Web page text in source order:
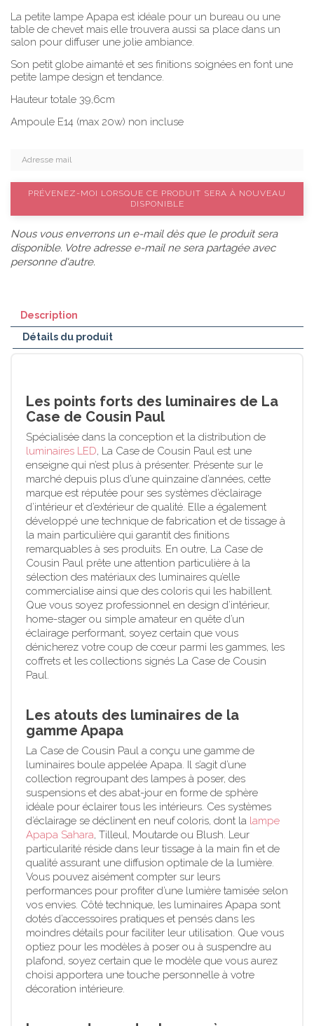
La petite lampe Apapa est idéale pour un bureau ou une
table de chevet mais elle trouvera aussi sa place dans un
salon pour diffuser une jolie ambiance.
Son petit globe aimanté et ses finitions soignées en font une
petite lampe design et tendance.
Hauteur totale 39,6cm
Ampoule E14 (max 20w) non incluse
PRÉVENEZ-MOI LORSQUE CE PRODUIT SERA À NOUVEAU
DISPONIBLE
Nous vous enverrons un e-mail dès que le produit sera
disponible. Votre adresse e-mail ne sera partagée avec
personne d'autre.
Description
Détails du produit
Les points forts des luminaires de La
Case de Cousin Paul
Spécialisée dans la conception et la distribution de
luminaires LED, La Case de Cousin Paul est une
enseigne qui n’est plus à présenter. Présente sur le
marché depuis plus d’une quinzaine d’années, cette
marque est réputée pour ses systèmes d’éclairage
d’intérieur et d’extérieur de qualité. Elle a également
développé une technique de fabrication et de tissage à
la main particulière qui garantit des finitions
remarquables à ses produits. En outre, La Case de
Cousin Paul prête une attention particulière à la
sélection des matériaux des luminaires qu’elle
commercialise ainsi que des coloris qui les habillent.
Que vous soyez professionnel en design d’intérieur,
home-stager ou simple amateur en quête d’un
éclairage performant, soyez certain que vous
dénicherez votre coup de cœur parmi les gammes, les
coffrets et les collections signés La Case de Cousin
Paul.
Les atouts des luminaires de la
gamme Apapa
La Case de Cousin Paul a conçu une gamme de
luminaires boule appelée Apapa. Il s’agit d’une
collection regroupant des lampes à poser, des
suspensions et des abat-jour en forme de sphère
idéale pour éclairer tous les intérieurs. Ces systèmes
d’éclairage se déclinent en neuf coloris, dont la lampe
Apapa Sahara, Tilleul, Moutarde ou Blush. Leur
particularité réside dans leur tissage à la main fin et de
qualité assurant une diffusion optimale de la lumière.
Vous pouvez aisément compter sur leurs
performances pour profiter d’une lumière tamisée selon
vos envies. Côté technique, les luminaires Apapa sont
dotés d’accessoires pratiques et pensés dans les
moindres détails pour faciliter leur utilisation. Que vous
optiez pour les modèles à poser ou à suspendre au
plafond, soyez certain que le modèle que vous aurez
choisi apportera une touche personnelle à votre
décoration intérieure.